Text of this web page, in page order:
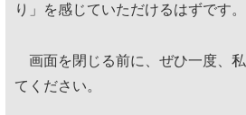
り」を感じていただけるはずです。
画面を閉じる前に、ぜひ一度、
てください。